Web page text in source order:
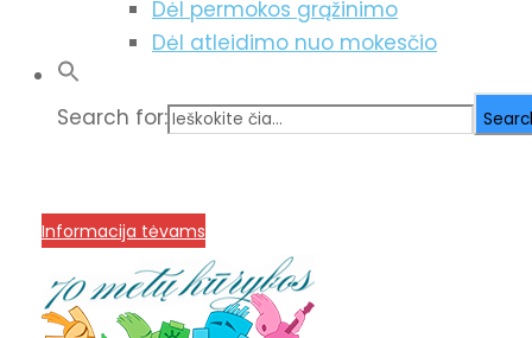
Dėl permokos grąžinimo
Dėl atleidimo nuo mokesčio
Search for:
Informacija tėvams